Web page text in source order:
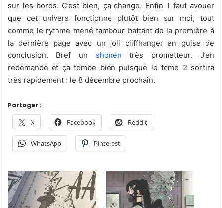
sur les bords. C’est bien, ça change. Enfin il faut avouer
que cet univers fonctionne plutôt bien sur moi, tout
comme le rythme mené tambour battant de la première à
la dernière page avec un joli cliffhanger en guise de
conclusion. Bref un shonen très prometteur. J’en
redemande et ça tombe bien puisque le tome 2 sortira
très rapidement : le 8 décembre prochain.
Partager :
X Facebook Reddit
WhatsApp Pinterest